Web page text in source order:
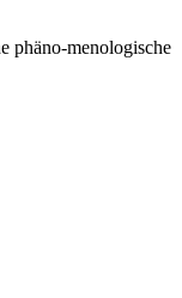
phäno-menologische